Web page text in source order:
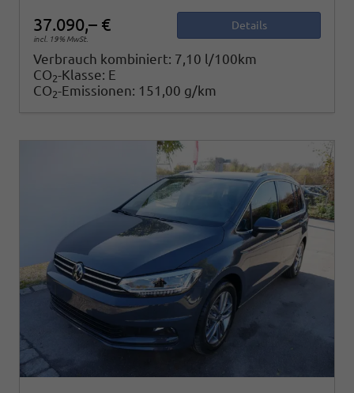
37.090,– €
incl. 19% MwSt.
Details
Verbrauch kombiniert: 7,10 l/100km
CO2-Klasse: E
CO2-Emissionen: 151,00 g/km